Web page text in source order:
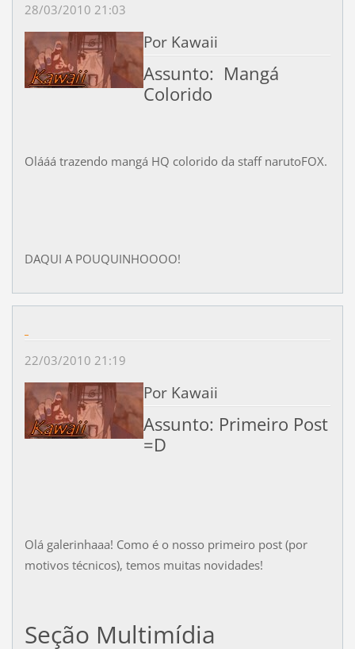
28/03/2010 21:03
Por Kawaii
Assunto: Mangá
Colorido
Olááá trazendo mangá HQ colorido da staff narutoFOX.
DAQUI A POUQUINHOOOO!
22/03/2010 21:19
Por Kawaii
Assunto: Primeiro Post
=D
Olá galerinhaaa! Como é o nosso primeiro post (por
motivos técnicos), temos muitas novidades!
Seção Multimídia